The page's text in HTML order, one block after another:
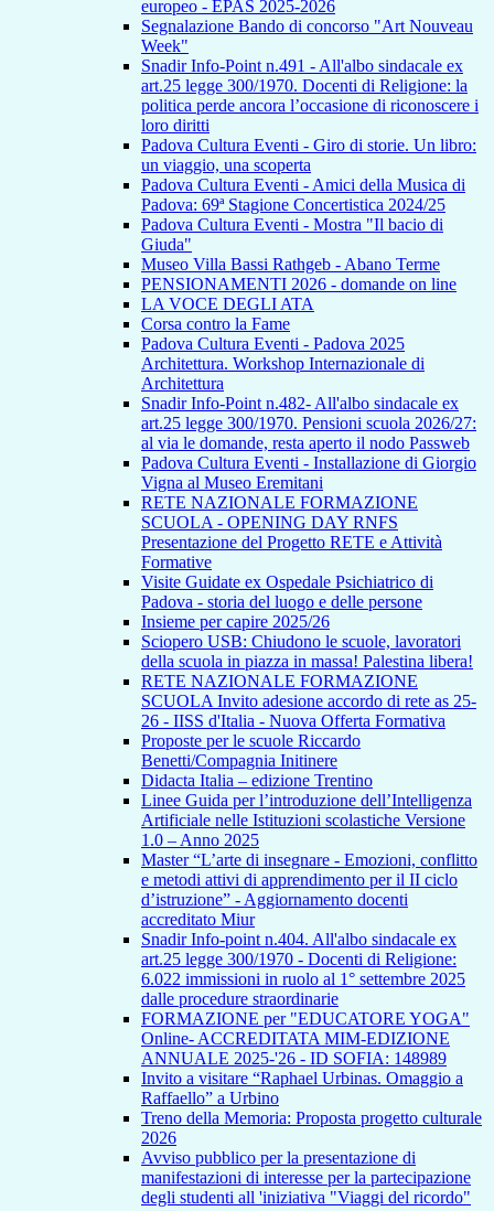
europeo - EPAS 2025-2026
Segnalazione Bando di concorso "Art Nouveau
Week"
Snadir Info-Point n.491 - All'albo sindacale ex
art.25 legge 300/1970. Docenti di Religione: la
politica perde ancora l’occasione di riconoscere i
loro diritti
Padova Cultura Eventi - Giro di storie. Un libro:
un viaggio, una scoperta
Padova Cultura Eventi - Amici della Musica di
Padova: 69ª Stagione Concertistica 2024/25
Padova Cultura Eventi - Mostra "Il bacio di
Giuda"
Museo Villa Bassi Rathgeb - Abano Terme
PENSIONAMENTI 2026 - domande on line
LA VOCE DEGLI ATA
Corsa contro la Fame
Padova Cultura Eventi - Padova 2025
Architettura. Workshop Internazionale di
Architettura
Snadir Info-Point n.482- All'albo sindacale ex
art.25 legge 300/1970. Pensioni scuola 2026/27:
al via le domande, resta aperto il nodo Passweb
Padova Cultura Eventi - Installazione di Giorgio
Vigna al Museo Eremitani
RETE NAZIONALE FORMAZIONE
SCUOLA - OPENING DAY RNFS
Presentazione del Progetto RETE e Attività
Formative
Visite Guidate ex Ospedale Psichiatrico di
Padova - storia del luogo e delle persone
Insieme per capire 2025/26
Sciopero USB: Chiudono le scuole, lavoratori
della scuola in piazza in massa! Palestina libera!
RETE NAZIONALE FORMAZIONE
SCUOLA Invito adesione accordo di rete as 25-
26 - IISS d'Italia - Nuova Offerta Formativa
Proposte per le scuole Riccardo
Benetti/Compagnia Initinere
Didacta Italia – edizione Trentino
Linee Guida per l’introduzione dell’Intelligenza
Artificiale nelle Istituzioni scolastiche Versione
1.0 – Anno 2025
Master “L’arte di insegnare - Emozioni, conflitto
e metodi attivi di apprendimento per il II ciclo
d’istruzione” - Aggiornamento docenti
accreditato Miur
Snadir Info-point n.404. All'albo sindacale ex
art.25 legge 300/1970 - Docenti di Religione:
6.022 immissioni in ruolo al 1° settembre 2025
dalle procedure straordinarie
FORMAZIONE per "EDUCATORE YOGA"
Online- ACCREDITATA MIM-EDIZIONE
ANNUALE 2025-'26 - ID SOFIA: 148989
Invito a visitare “Raphael Urbinas. Omaggio a
Raffaello” a Urbino
Treno della Memoria: Proposta progetto culturale
2026
Avviso pubblico per la presentazione di
manifestazioni di interesse per la partecipazione
degli studenti all 'iniziativa "Viaggi del ricordo"